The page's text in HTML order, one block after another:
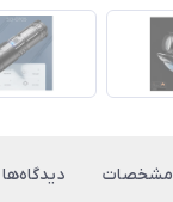
مشخصات دیدگاه‌ها